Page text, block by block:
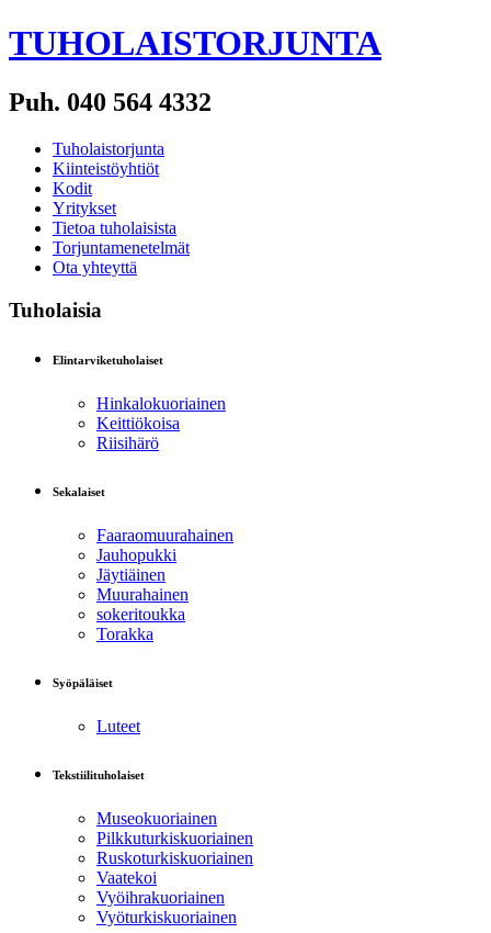
TUHOLAISTORJUNTA
Puh. 040 564 4332
Tuholaistorjunta
Kiinteistöyhtiöt
Kodit
Yritykset
Tietoa tuholaisista
Torjuntamenetelmät
Ota yhteyttä
Tuholaisia
Elintarviketuholaiset
Hinkalokuoriainen
Keittiökoisa
Riisihärö
Sekalaiset
Faaraomuurahainen
Jauhopukki
Jäytiäinen
Muurahainen
sokeritoukka
Torakka
Syöpäläiset
Luteet
Tekstiilituholaiset
Museokuoriainen
Pilkkuturkiskuoriainen
Ruskoturkiskuoriainen
Vaatekoi
Vyöihrakuoriainen
Vyöturkiskuoriainen